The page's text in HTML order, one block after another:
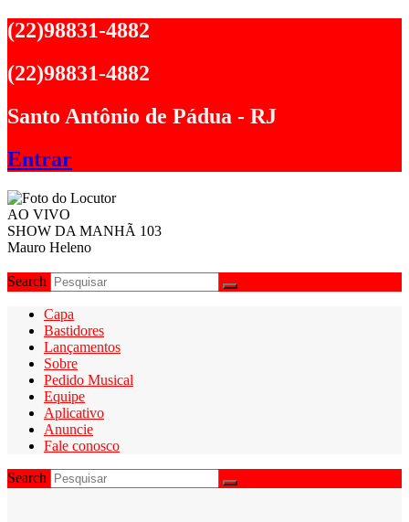
Ir
para
conteúdo
(22)98831-4882
(22)98831-4882
Santo Antônio de Pádua - RJ
Entrar
AO VIVO
SHOW DA MANHÃ 103
Mauro Heleno
Search
Capa
Bastidores
Lançamentos
Sobre
Pedido Musical
Equipe
Aplicativo
Anuncie
Fale conosco
Search